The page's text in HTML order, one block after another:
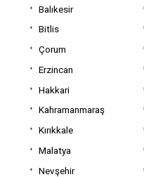
Balıkesir
Bitlis
Çorum
Erzincan
Hakkari
Kahramanmaraş
Kırıkkale
Malatya
Nevşehir